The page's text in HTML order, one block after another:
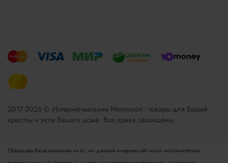
2017-2026 © Интернет-магазин Мелоскоп - товары для Вашей
красоты и уюта Вашего дома. Все права защищены.
Обращаем Ваше внимание на то, что данный интернет-сайт носит исключительно